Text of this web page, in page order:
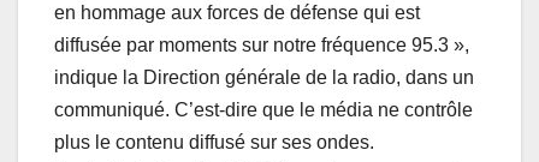
en hommage aux forces de défense qui est
diffusée par moments sur notre fréquence 95.3 »,
indique la Direction générale de la radio, dans un
communiqué. C’est-dire que le média ne contrôle
plus le contenu diffusé sur ses ondes.